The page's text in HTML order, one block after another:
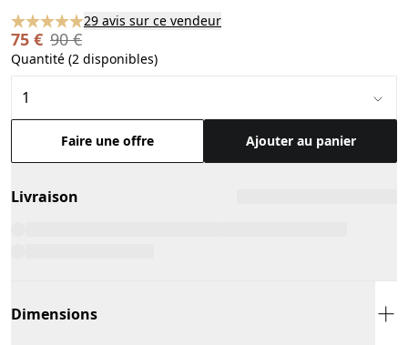
29 avis sur ce vendeur
75 € 90 €
Quantité (2 disponibles)
Faire une offre Ajouter au panier
Livraison
Dimensions